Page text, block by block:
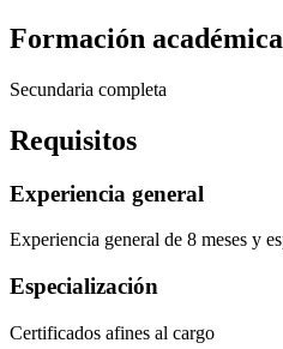
Formación académica
Secundaria completa
Requisitos
Experiencia general
Experiencia general de 8 meses y
Especialización
Certificados afines al cargo